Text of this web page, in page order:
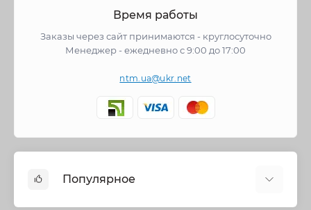
Время работы
Заказы через сайт принимаются - круглосуточно
Менеджер - ежедневно с 9:00 до 17:00
ntm.ua@ukr.net
Популярное